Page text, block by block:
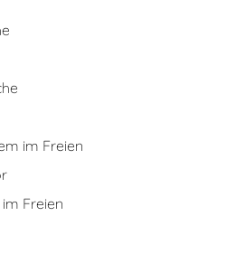
im Freien
Freien